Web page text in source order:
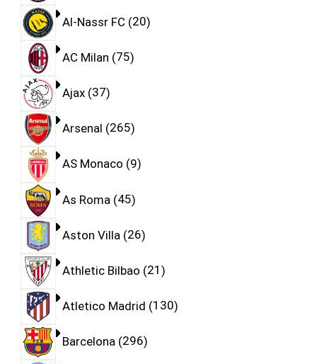
Al-Nassr FC 20
AC Milan 75
Ajax 37
Arsenal 265
AS Monaco 9
As Roma 45
Aston Villa 26
Athletic Bilbao 21
Atletico Madrid 130
Barcelona 296